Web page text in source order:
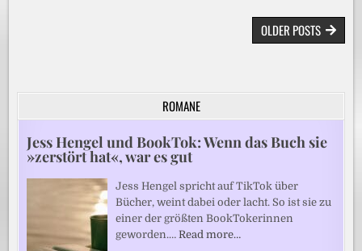
BEITRAGSNAVIGATIONOLDER POSTS
ROMANE
Jess Hengel und BookTok: Wenn das Buch sie
»zerstört hat«, war es gut
Jess Hengel spricht auf TikTok über
Bücher, weint dabei oder lacht. So ist sie zu
einer der größten BookTokerinnen
geworden.…Read more…